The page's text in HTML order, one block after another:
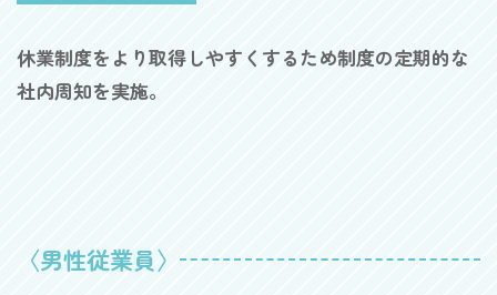
休業制度をより取得しやすくするため制度の定期的な
社内周知を実施。
〈男性従業員〉